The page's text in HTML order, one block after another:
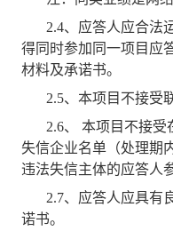
2.4、应答人应合法
得同时参加同一项目应
材料及承诺书。
2.5、本项目不接受
2.6、 本项目不接受
失信企业名单（处理期
违法失信主体的应答人
2.7、应答人应具有
诺书。